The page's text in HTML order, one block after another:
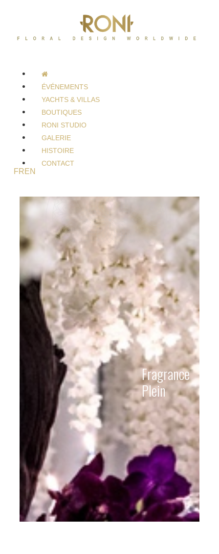
ÉVÉNEMENTS
YACHTS & VILLAS
BOUTIQUES
RONI STUDIO
GALERIE
HISTOIRE
CONTACT
FREN
Fragrance
Plein